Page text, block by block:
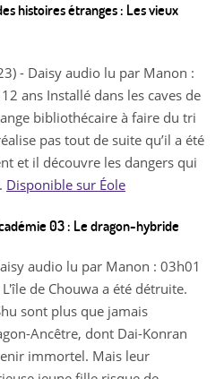
histoires étranges : Les vieux
- Daisy audio lu par Manon :
ans Installé dans les caves de
bibliothécaire à faire du tri
pas tout de suite qu’il a été
et il découvre les dangers qui
Disponible sur Éole
03 : Le dragon-hybride
audio lu par Manon : 03h01
de Chouwa a été détruite.
sont plus que jamais
Ancêtre, dont Dai-Konran
immortel. Mais leur